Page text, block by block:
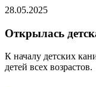
28.05.2025
Открылась
К началу детских
детей всех возрастов.